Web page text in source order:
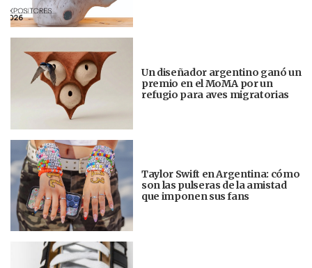
Un diseñador argentino ganó un
premio en el MoMA por un
refugio para aves migratorias
Taylor Swift en Argentina: cómo
son las pulseras de la amistad
que imponen sus fans